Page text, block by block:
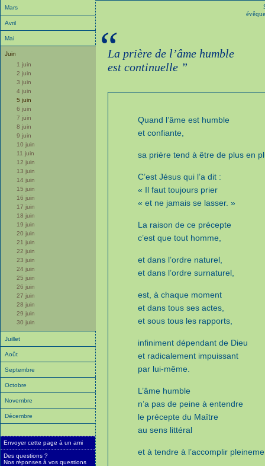
Mars
Avril
Mai
Juin
1 juin
2 juin
3 juin
4 juin
5 juin
6 juin
7 juin
8 juin
9 juin
10 juin
11 juin
12 juin
13 juin
14 juin
15 juin
16 juin
17 juin
18 juin
19 juin
20 juin
21 juin
22 juin
23 juin
24 juin
25 juin
26 juin
27 juin
28 juin
29 juin
30 juin
Juillet
Août
Septembre
Octobre
Novembre
Décembre
Envoyer cette page à un ami
Des questions ?
Nos réponses à vos questions
“
La prière de l’âme humble
est continuelle ”
Quand l’âme est humble
et confiante,
sa prière tend à être de plus en
C’est Jésus qui l’a dit :
« Il faut toujours prier
« et ne jamais se lasser. »
La raison de ce précepte
c’est que tout homme,
et dans l’ordre naturel,
et dans l’ordre surnaturel,
est, à chaque moment
et dans tous ses actes,
et sous tous les rapports,
infiniment dépendant de Dieu
et radicalement impuissant
par lui-même.
L’âme humble
n’a pas de peine à entendre
le précepte du Maître
au sens littéral
et à tendre à l’accomplir